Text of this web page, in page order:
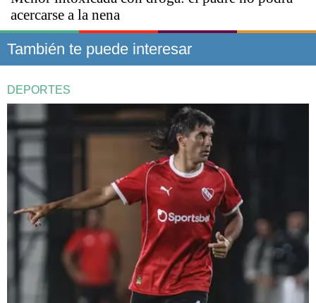
acercarse a la nena
También te puede interesar
DEPORTES